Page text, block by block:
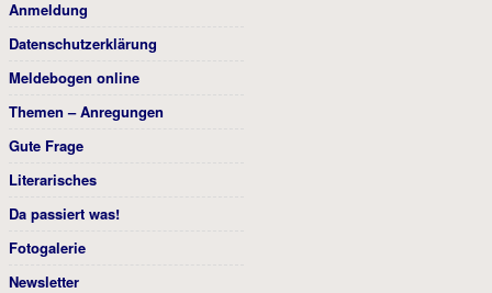
Anmeldung
Datenschutzerklärung
Meldebogen online
Themen – Anregungen
Gute Frage
Literarisches
Da passiert was!
Fotogalerie
Newsletter